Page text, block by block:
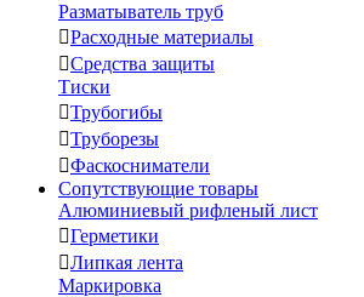
Разматыватель труб
Расходные материалы
Средства защиты
Тиски
Трубогибы
Труборезы
Фаскосниматели
Сопутствующие товары
Алюминиевый рифленый лист
Герметики
Липкая лента
Маркировка